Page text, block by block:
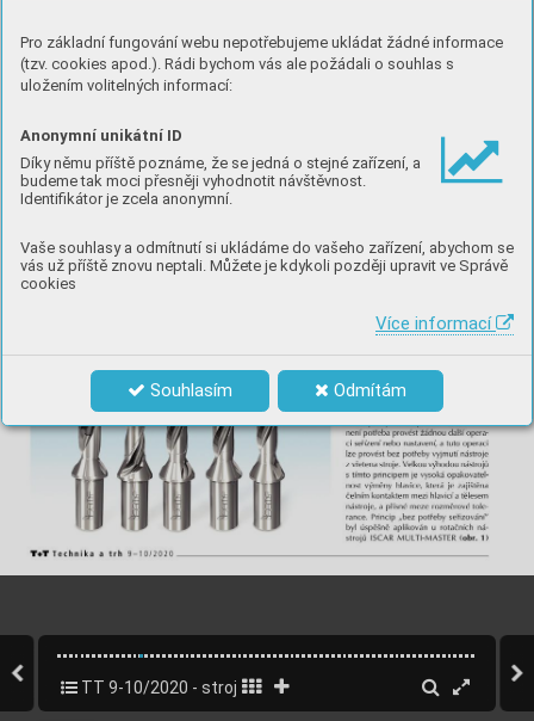
Pro základní fungování webu nepotřebujeme ukládat žádné informace
(tzv. cookies apod.). Rádi bychom vás ale požádali o souhlas s
uložením volitelných informací:
Anonymní unikátní ID
Díky němu příště poznáme, že se jedná o stejné zařízení, a
budeme tak moci přesněji vyhodnotit návštěvnost.
Identifikátor je zcela anonymní.
Vaše souhlasy a odmítnutí si ukládáme do vašeho zařízení, abychom se
vás už příště znovu neptali. Můžete je kdykoli později upravit ve Správě
cookies
Více informací
Souhlasím Odmítám
TT 9-10/2020 - strojírenský speciál